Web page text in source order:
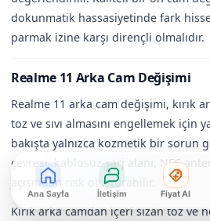
dokunmatik hassasiyetinde fark
parmak izine karşı dirençli olmalıdır.
Realme 11 Arka Cam Değişimi
Realme 11 arka cam değişimi, kırık
toz ve sıvı almasını engellemek için
bakışta yalnızca kozmetik bir sorun
çevresi, kablosuz şarj alanı, NFC
açısından risk oluşturabilir.
Kırık arka camdan içeri sızan toz ve
Ana Sayfa İletişim Fiyat Al